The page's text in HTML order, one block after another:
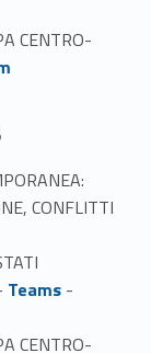
CENTRO-
CONFLITTI
Teams-
CENTRO-